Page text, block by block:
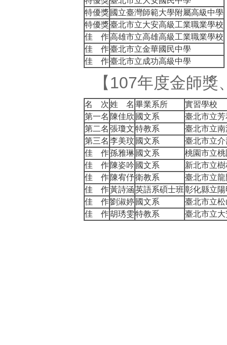
特優獎 國立臺灣師範大學附屬高級中學
特優獎臺北市立大安高級工業職業學校
佳 作高雄市立高雄高級工業職業學校
佳 作臺北市立金華國民中學
佳 作臺北市立成功高級中學
【107年度金師
名 次姓 名 畢業系所
實習學校
第一名 陳佳欣 國文系
臺北市立
第二名 張瓊文特教系
臺北市立
第三名 李美玟 國文系
臺北市立
佳 作孫雅琳 國文系
桃園市立
佳 作 陳姿吟 國文系
新北市立
佳 作 陳宥伃衛教系
臺北市立
佳 作黃詩涵英語系碩士班彰化縣立
佳 作劉淑婷 國文系
臺北市立
佳 作胡琇雯特教系 臺北市立